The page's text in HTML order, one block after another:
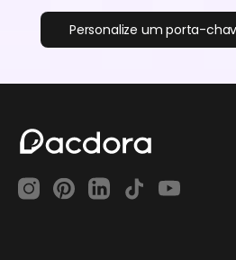
Personalize um porta-